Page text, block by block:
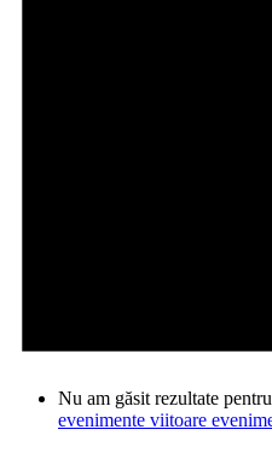
Nu am găsit rezultate
evenimente viitoare